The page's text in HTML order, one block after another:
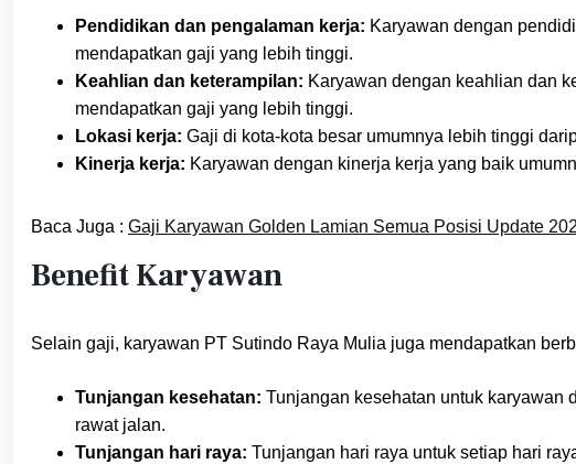
Pendidikan dan pengalaman kerja: Karyawan dengan
mendapatkan gaji yang lebih tinggi.
Keahlian dan keterampilan: Karyawan dengan keahlian dan
mendapatkan gaji yang lebih tinggi.
Lokasi kerja: Gaji di kota-kota besar umumnya lebih tinggi
Kinerja kerja: Karyawan dengan kinerja kerja yang baik
Baca Juga : Gaji Karyawan Golden Lamian Semua Posisi Update
Benefit Karyawan
Selain gaji, karyawan PT Sutindo Raya Mulia juga mendapatkan
Tunjangan kesehatan: Tunjangan kesehatan untuk karyawan
rawat jalan.
Tunjangan hari raya: Tunjangan hari raya untuk setiap hari